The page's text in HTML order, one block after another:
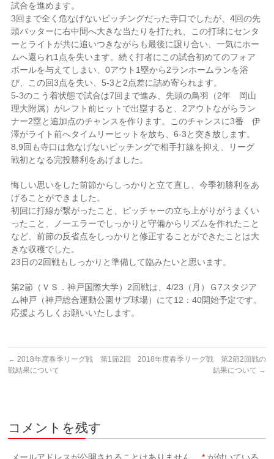
試合を進めます。
3回まで全く危なげないピッチングだった寺口でしたが、4回の先
頭バッターに右中間へ大きな当たりを打たれ、この打球にセンタ
ーとライトが共に追いつきながらも最後に譲り合い、一気にホー
ムへ還られ1点を失います。続く打者にこの試合初めてのフォア
ボールを与えてしまい、0アウト1塁から2ランホームランを浴
び、この回3点を失い、5-3と2点差に詰め寄られます。
5-3のこう着状態で試合は7回まで進み、先頭の鳥羽（2年 岡山
理大附属）がレフト前ヒットで出塁すると、2アウトながらラン
ナー2塁と追加点のチャンスを作ります。このチャンスに3番 伊
澤がライト前へタイムリーヒットを放ち、6-3と突き放します。
8,9回も寺口は危なげないピッチングで相手打線を抑え、リーグ
戦初となる完投勝利をあげました。
悔しい思いをした前節からしっかりと立て直し、今季初勝利をあ
げることができました。
初回に打線が繋がったこと、ピッチャーの立ち上がりがうまくい
ったこと、ノーエラーでしっかりと守備からリズムを作れたこと
など、前節の反省点をしっかりと修正することができたことは大
きな収穫でした。
23日の2回戦もしっかりと準備して臨みたいと思います。
第2節（ＶＳ．神戸国際大学）2回戦は、4/23（月）Ｇ7スタジア
ム神戸（神戸総合運動公園サブ球場）にて12：40開始予定です。
応援よろしくお願いいたします。
← 2018年度春季リーグ戦 第1節2回
戦結果について
2018年度春季リーグ戦 第2節2回戦の
結果について →
コメントを残す